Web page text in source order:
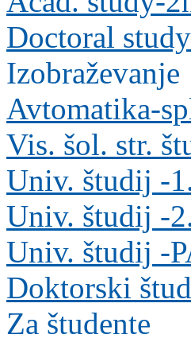
Doctoral study
Izobraževanje
Avtomatika-
Vis. šol. str.
Univ. študij -
Univ. študij -
Univ. študij -
Doktorski
Za študente